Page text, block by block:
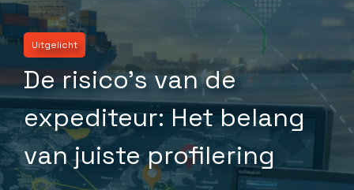
Contact
Mijn ABW
Uitgelicht
De risico’s van de
expediteur: Het belang
van juiste profilering